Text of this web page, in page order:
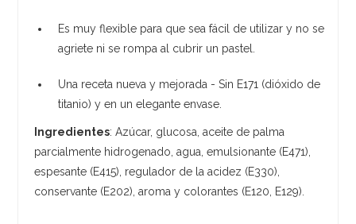
Es muy flexible para que sea fácil de utilizar y no se
agriete ni se rompa al cubrir un pastel.
Una receta nueva y mejorada - Sin E171 (dióxido de
titanio) y en un elegante envase.
Ingredientes: Azúcar, glucosa, aceite de palma
parcialmente hidrogenado, agua, emulsionante (E471),
espesante (E415), regulador de la acidez (E330),
conservante (E202), aroma y colorantes (E120, E129).